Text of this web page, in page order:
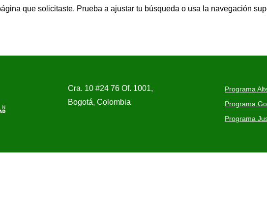
que solicitaste. Prueba a ajustar tu búsqueda o usa la navegación
Cra. 10 #24 76 Of. 1001,
Bogotá, Colombia
Programa
Programa
Programa